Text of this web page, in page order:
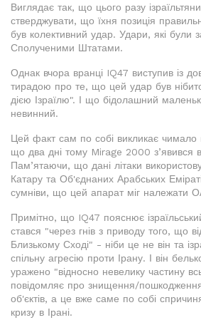
Виглядає так, що цього разу
стверджувати, що їхня позиція
був колективний удар. Удари, які були
Сполученими Штатами.
Однак вчора вранці IQ47 виступив із
тирадою про те, що цей удар був
дією Ізраїлю". І що бідолашний
невинний.
Цей факт сам по собі викликає чимало
що два дні тому Mirage 2000 з’явився
Пам’ятаючи, що дані літаки
Катару та Об'єднаних Арабських
сумніви, що цей апарат міг належати
Примітно, що IQ47 пояснює
стався "через гнів з приводу того, що
Близькому Сході" - ніби це не він та
спільну агресію проти Ірану. І він
уражено "відносно невелику частину
повідомляє про знищення/
об'єктів, а це вже саме по собі
кризу в Ірані.